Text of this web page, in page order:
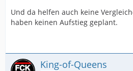
Und da helfen auch keine
haben keinen Aufstieg geplant.
King-of-Queens